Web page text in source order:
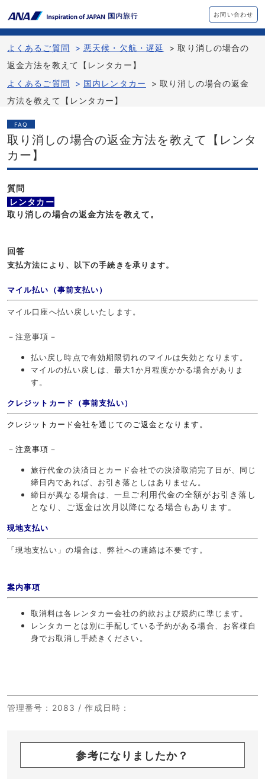
お問い合わせ
よくあるご質問 > 悪天候・欠航・遅延 > 取り消しの場合の
返金方法を教えて【レンタカー】
よくあるご質問
> 国内レンタカー > 取り消しの場合の返金
方法を教えて【レンタカー】
FAQ
取り消しの場合の返金方法を教えて【レンタ
カー】
質問
レンタカー
取り消しの場合の返金方法を教えて。
回答
支払方法により、以下の手続きを承ります。
マイル払い（事前支払い）
マイル口座へ払い戻しいたします。
－注意事項－
払い戻し時点で有効期限切れのマイルは失効となります。
マイルの払い戻しは、最大1か月程度かかる場合がありま
す。
クレジットカード（事前支払い）
クレジットカード会社を通じてのご返金となります。
－注意事項－
旅行代金の決済日とカード会社での決済取消完了日が、同じ
締日内であれば、お引き落としはありません。
締日が異なる場合は、一旦 ご利用代金の全額がお引き落し
となり、ご返金は次月以降になる場合もあります。
現地支払い
「現地支払い」の場合は、弊社への連絡は不要です。
案内事項
取消料は各レンタカー会社の約款および規約に準じます。
レンタカーとは別に手配している予約がある場合、お客様自
身でお取消し手続きください。
管理番号 ：2083 /作成日時 ：
参考になりましたか？